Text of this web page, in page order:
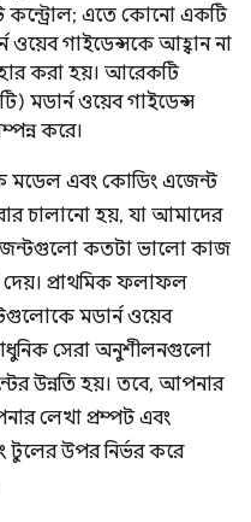
এতে কোনো একটি
ওয়েব গাইডেন্সকে আহ্বান না
করা হয়। আরেকটি
মডার্ন ওয়েব গাইডেন্স
করে।
এবং কোডিং এজেন্ট
চালানো হয়, যা আমাদের
এজেন্টগুলো কতটা ভালো কাজ
দেয়। প্রাথমিক ফলাফল
মডার্ন ওয়েব
সেরা অনুশীলনগুলো
উন্নতি হয়। তবে, আপনার
লেখা প্রম্পট এবং
উপর নির্ভর করে